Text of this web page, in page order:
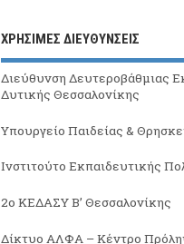
ΧΡΗΣΙΜΕΣ ΔΙΕΥΘΥΝΣΕΙΣ
Διεύθυνση Δευτεροβάθμιας
Δυτικής Θεσσαλονίκης
Υπουργείο Παιδείας &
Ινστιτούτο Εκπαιδευτικής
2ο ΚΕΔΑΣΥ Β’ Θεσσαλονίκης
Δίκτυο ΑΛΦΑ – Κέντρο